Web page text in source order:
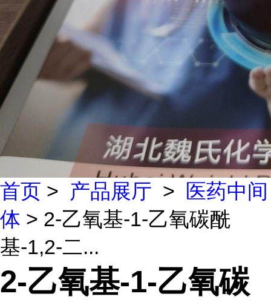
首页 > 产品展厅 >
医药中间
体 > 2-乙氧基-1-乙氧碳酰
基-1,2-二...
2-乙氧基-1-乙氧碳